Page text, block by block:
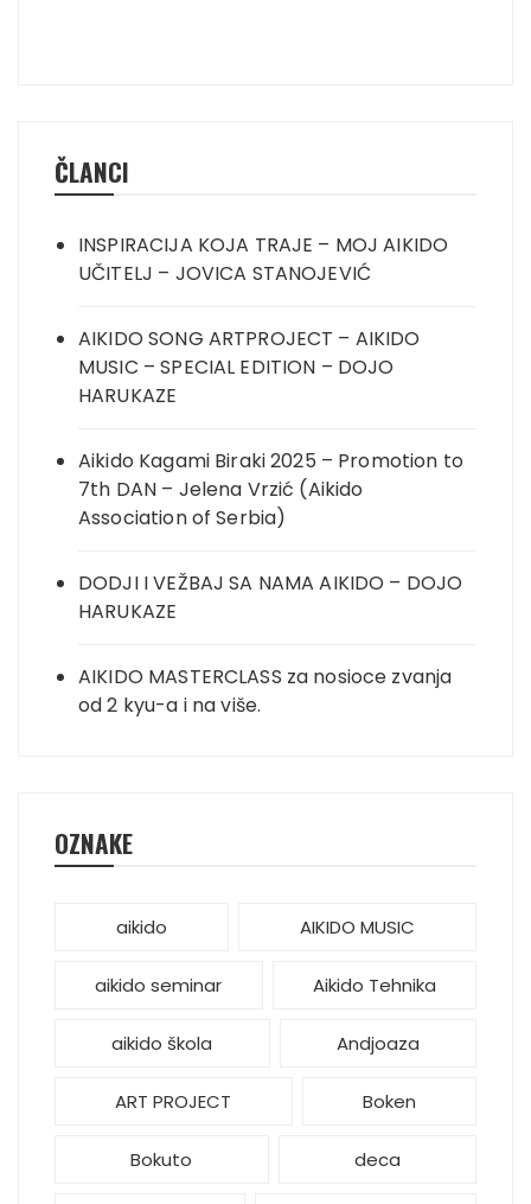
ČLANCI
INSPIRACIJA KOJA TRAJE – MOJ AIKIDO
UČITELJ – JOVICA STANOJEVIĆ
AIKIDO SONG ARTPROJECT – AIKIDO
MUSIC – SPECIAL EDITION – DOJO
HARUKAZE
Aikido Kagami Biraki 2025 – Promotion to
7th DAN – Jelena Vrzić (Aikido
Association of Serbia)
DODJI I VEŽBAJ SA NAMA AIKIDO – DOJO
HARUKAZE
AIKIDO MASTERCLASS za nosioce zvanja
od 2 kyu-a i na više.
OZNAKE
aikido AIKIDO MUSIC
aikido seminar Aikido Tehnika
aikido škola Andjoaza
ART PROJECT Boken
Bokuto deca